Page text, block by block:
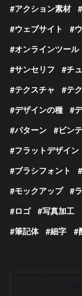
アクション素材
ウェブサイト
オンラインツール
サンセリフ
チ
テクスチャ
テ
デザインの種
パターン
ビン
フラットデザイン
ブラシフォント
モックアップ
ロゴ
写真加工
筆記体
細字